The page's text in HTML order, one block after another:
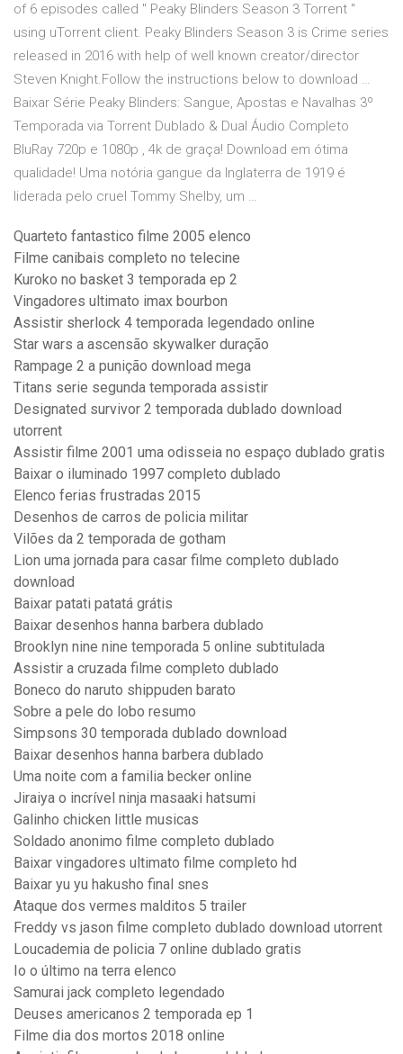
of 6 episodes called " Peaky Blinders Season 3 Torrent "
using uTorrent client. Peaky Blinders Season 3 is Crime series
released in 2016 with help of well known creator/director
Steven Knight.Follow the instructions below to download …
Baixar Série Peaky Blinders: Sangue, Apostas e Navalhas 3º
Temporada via Torrent Dublado & Dual Áudio Completo
BluRay 720p e 1080p , 4k de graça! Download em ótima
qualidade! Uma notória gangue da Inglaterra de 1919 é
liderada pelo cruel Tommy Shelby, um …
Quarteto fantastico filme 2005 elenco
Filme canibais completo no telecine
Kuroko no basket 3 temporada ep 2
Vingadores ultimato imax bourbon
Assistir sherlock 4 temporada legendado online
Star wars a ascensão skywalker duração
Rampage 2 a punição download mega
Titans serie segunda temporada assistir
Designated survivor 2 temporada dublado download
utorrent
Assistir filme 2001 uma odisseia no espaço dublado gratis
Baixar o iluminado 1997 completo dublado
Elenco ferias frustradas 2015
Desenhos de carros de policia militar
Vilões da 2 temporada de gotham
Lion uma jornada para casar filme completo dublado
download
Baixar patati patatá grátis
Baixar desenhos hanna barbera dublado
Brooklyn nine nine temporada 5 online subtitulada
Assistir a cruzada filme completo dublado
Boneco do naruto shippuden barato
Sobre a pele do lobo resumo
Simpsons 30 temporada dublado download
Baixar desenhos hanna barbera dublado
Uma noite com a familia becker online
Jiraiya o incrível ninja masaaki hatsumi
Galinho chicken little musicas
Soldado anonimo filme completo dublado
Baixar vingadores ultimato filme completo hd
Baixar yu yu hakusho final snes
Ataque dos vermes malditos 5 trailer
Freddy vs jason filme completo dublado download utorrent
Loucademia de policia 7 online dublado gratis
Io o último na terra elenco
Samurai jack completo legendado
Deuses americanos 2 temporada ep 1
Filme dia dos mortos 2018 online